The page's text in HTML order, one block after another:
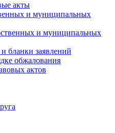
акты
и муниципальных
и муниципальных
бланки заявлений
обжалования
актов